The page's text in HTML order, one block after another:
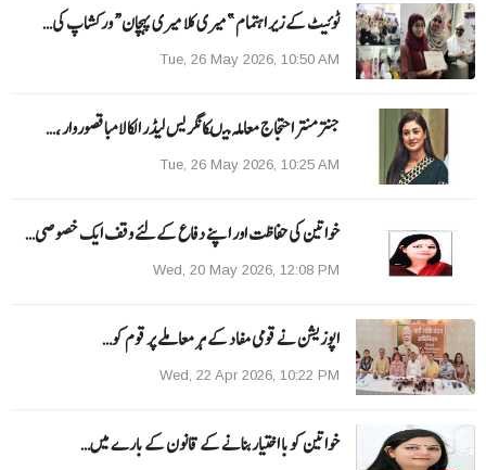
ٹوئیٹ کے زیر اہتمام ”میری کلا میری پہچان“ ورکشاپ کی…
Tue, 26 May 2026, 10:50 AM
جنتر منتر احتجاج معاملہ میںکانگریس لیڈر الکا لامبا قصوروار ،…
Tue, 26 May 2026, 10:25 AM
خواتین کی حفاظت اور اپنے دفاع کےلئے وقف ایک خصوصی…
Wed, 20 May 2026, 12:08 PM
اپوزیشن نے قومی مفاد کے ہر معاملے پر قوم کو…
Wed, 22 Apr 2026, 10:22 PM
خواتین کو با اختیار بنانے کے قانون کے بارے میں…